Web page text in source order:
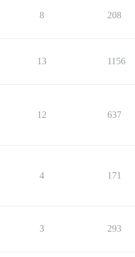
8 208
13 1156
12 637
4 171
3 293